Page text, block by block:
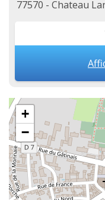
77570 - Chateau
+
−